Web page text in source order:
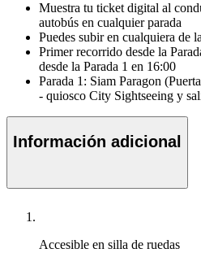
Muestra tu ticket digital al
autobús en cualquier parada
Puedes subir en cualquiera de
Primer recorrido desde la
desde la Parada 1 en 16:00
Parada 1: Siam Paragon
- quiosco City Sightseeing y
Información adicional
Accesible en silla de ruedas